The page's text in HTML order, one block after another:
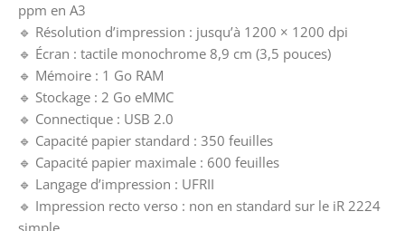
ppm en A3
🔹 Résolution d’impression : jusqu’à 1200 × 1200 dpi
🔹 Écran : tactile monochrome 8,9 cm (3,5 pouces)
🔹 Mémoire : 1 Go RAM
🔹 Stockage : 2 Go eMMC
🔹 Connectique : USB 2.0
🔹 Capacité papier standard : 350 feuilles
🔹 Capacité papier maximale : 600 feuilles
🔹 Langage d’impression : UFRII
🔹 Impression recto verso : non en standard sur le iR 2224